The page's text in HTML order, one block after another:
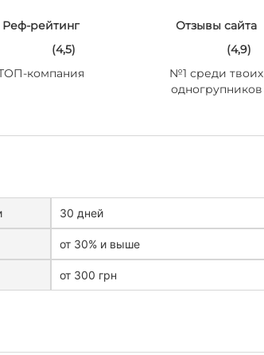
Реф-рейтинг
(4,5)
компания
Отзывы сайта
(4,9)
№1 среди твоих
одногрупников
30 дней
от 30% и выше
от 300 грн